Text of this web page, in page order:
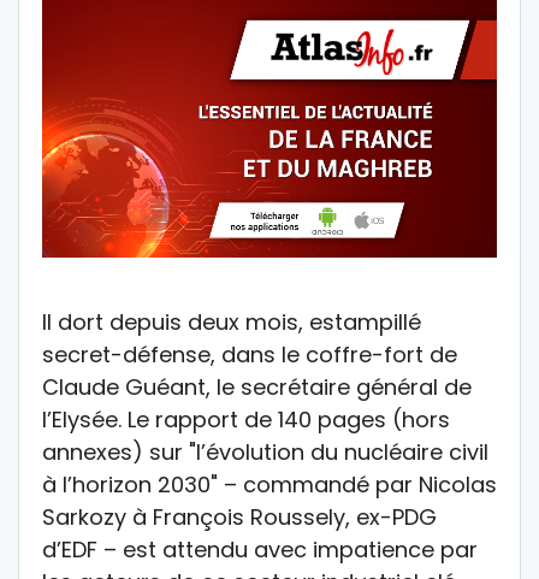
Il dort depuis deux mois, estampillé
secret-défense, dans le coffre-fort de
Claude Guéant, le secrétaire général de
l’Elysée. Le rapport de 140 pages (hors
annexes) sur "l’évolution du nucléaire civil
à l’horizon 2030" – commandé par Nicolas
Sarkozy à François Roussely, ex-PDG
d’EDF – est attendu avec impatience par